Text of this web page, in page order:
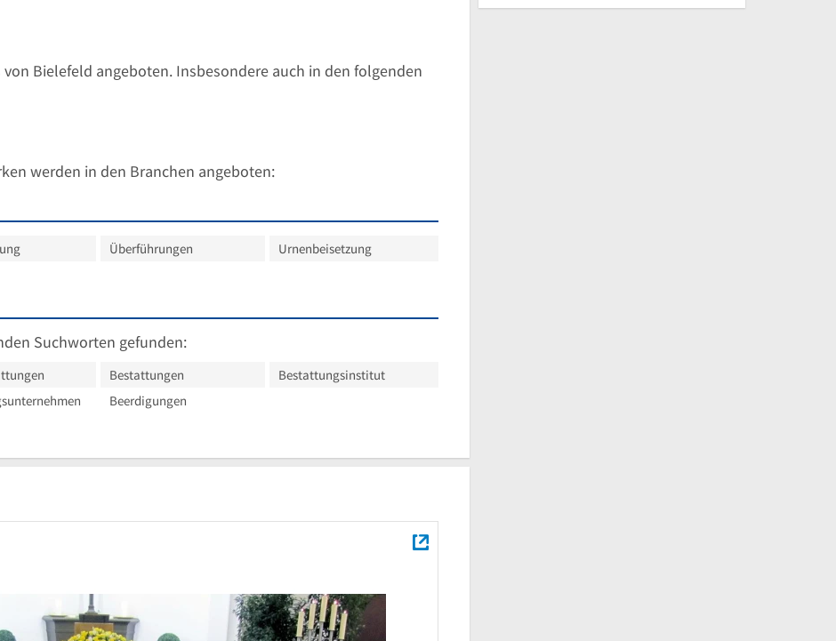
Bielefeld angeboten. Insbesondere auch in den folgenden
werden in den Branchen angeboten:
Überführungen Urnenbeisetzung
Suchworten gefunden:
Bestattungen
Bestattungsinstitut
Beerdigungen